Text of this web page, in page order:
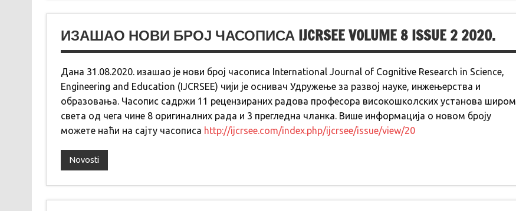
ИЗАШАО НОВИ БРОЈ ЧАСОПИСА IJCRSEE VOLUME 8 ISSUE 2 2020.
Дана 31.08.2020. изашао је нови број часописа International Journal of Cognitive Research in Science,
Engineering and Education (IJCRSEE) чији је оснивач Удружење за развој науке, инжењерства и
образовања. Часопис садржи 11 рецензираних радова професора високошколских установа широм
света од чега чине 8 оригиналних рада и 3 прегледна чланка. Више информација о новом броју
можете наћи на сајту часописа http://ijcrsee.com/index.php/ijcrsee/issue/view/20
Novosti